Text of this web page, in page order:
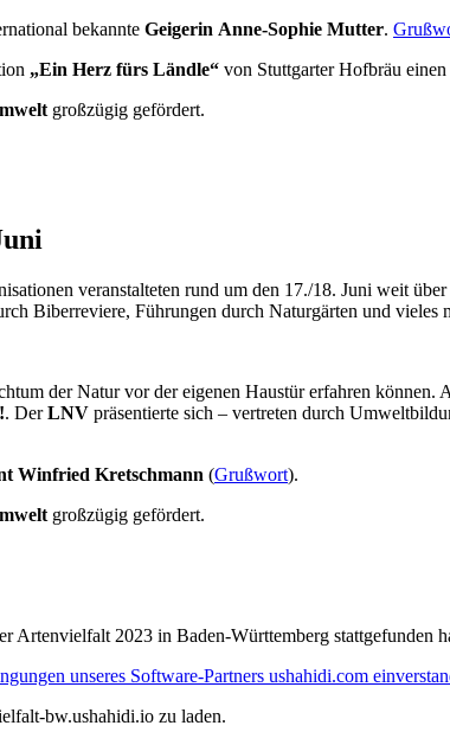
bekannte Geigerin Anne-Sophie Mutter.
„Ein Herz fürs Ländle“ von Stuttgarter Hofbräu
großzügig gefördert.
veranstalteten rund um den 17./18. Juni weit
Biberreviere, Führungen durch Naturgärten und vieles
der Natur vor der eigenen Haustür erfahren
. DerLNV präsentierte sich – vertreten durch
Winfried Kretschmann (Grußwort).
großzügig gefördert.
Artenvielfalt 2023 in Baden-Württemberg stattgefunden
unseres Software-Partners ushahidi.com
bw.ushahidi.io zu laden.